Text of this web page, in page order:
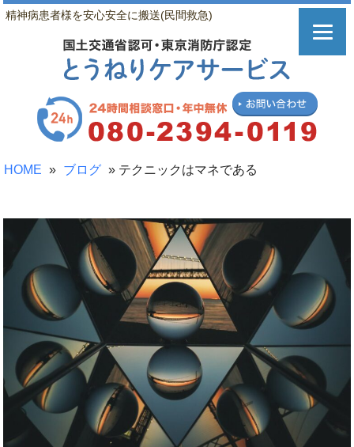
精神病患者様を安心安全に搬送(民間救急)
HOME » ブログ » テクニックはマネである